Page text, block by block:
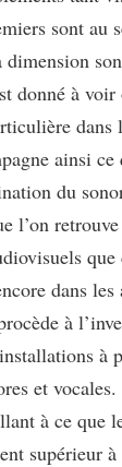
sont au
dimension
donné à
dans
ainsi ce
du
l’on
dans les
à
à
et
à ce que
supérieur